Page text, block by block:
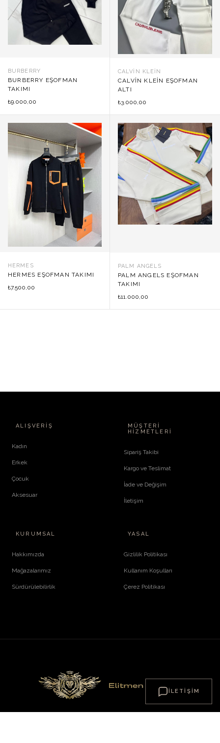
BURBERRY
BURBERRY EŞOFMAN
TAKIMI
₺9.000,00
CALVIN KLEIN
CALVIN KLEIN EŞOFMAN
ALTI
₺3.000,00
HERMES
HERMES EŞOFMAN TAKIMI
₺7.500,00
PALM ANGELS
PALM ANGELS EŞOFMAN
TAKIMI
₺11.000,00
ALIŞVERIŞ
Kadın
Erkek
Çocuk
Aksesuar
MÜŞTERI
HIZMETLERI
Sipariş Takibi
Kargo ve Teslimat
İade ve Değişim
İletişim
KURUMSAL
Hakkımızda
Mağazalarımız
Sürdürülebilirlik
YASAL
Gizlilik Politikası
Kullanım Koşulları
Çerez Politikası
İLETIŞIM